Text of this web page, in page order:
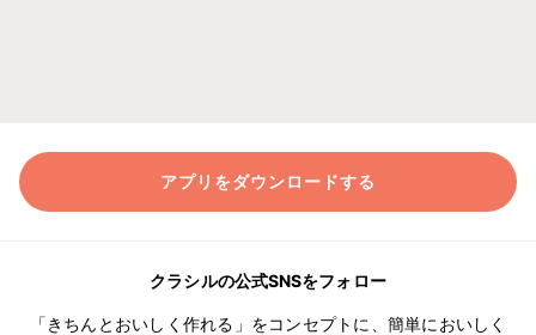
アプリをダウンロードする
クラシルの公式SNSをフォロー
「きちんとおいしく作れる」をコンセプトに、簡単においしく